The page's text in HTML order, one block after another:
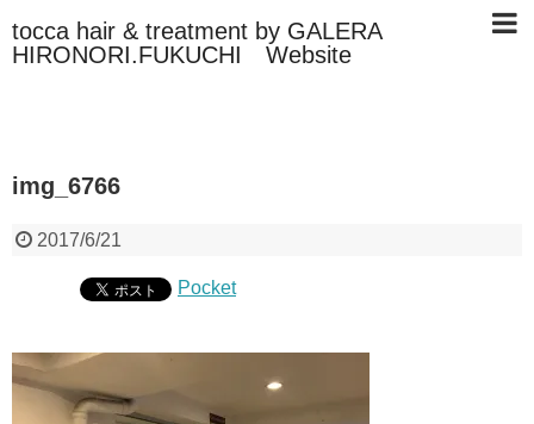
tocca hair & treatment by GALERA
HIRONORI.FUKUCHI Website
img_6766
2017/6/21
Pocket